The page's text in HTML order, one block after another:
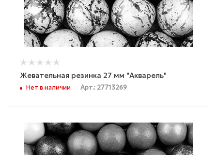
Жевательная резинка 27 мм "Акварель"
Нет в наличии Арт.: 27713269